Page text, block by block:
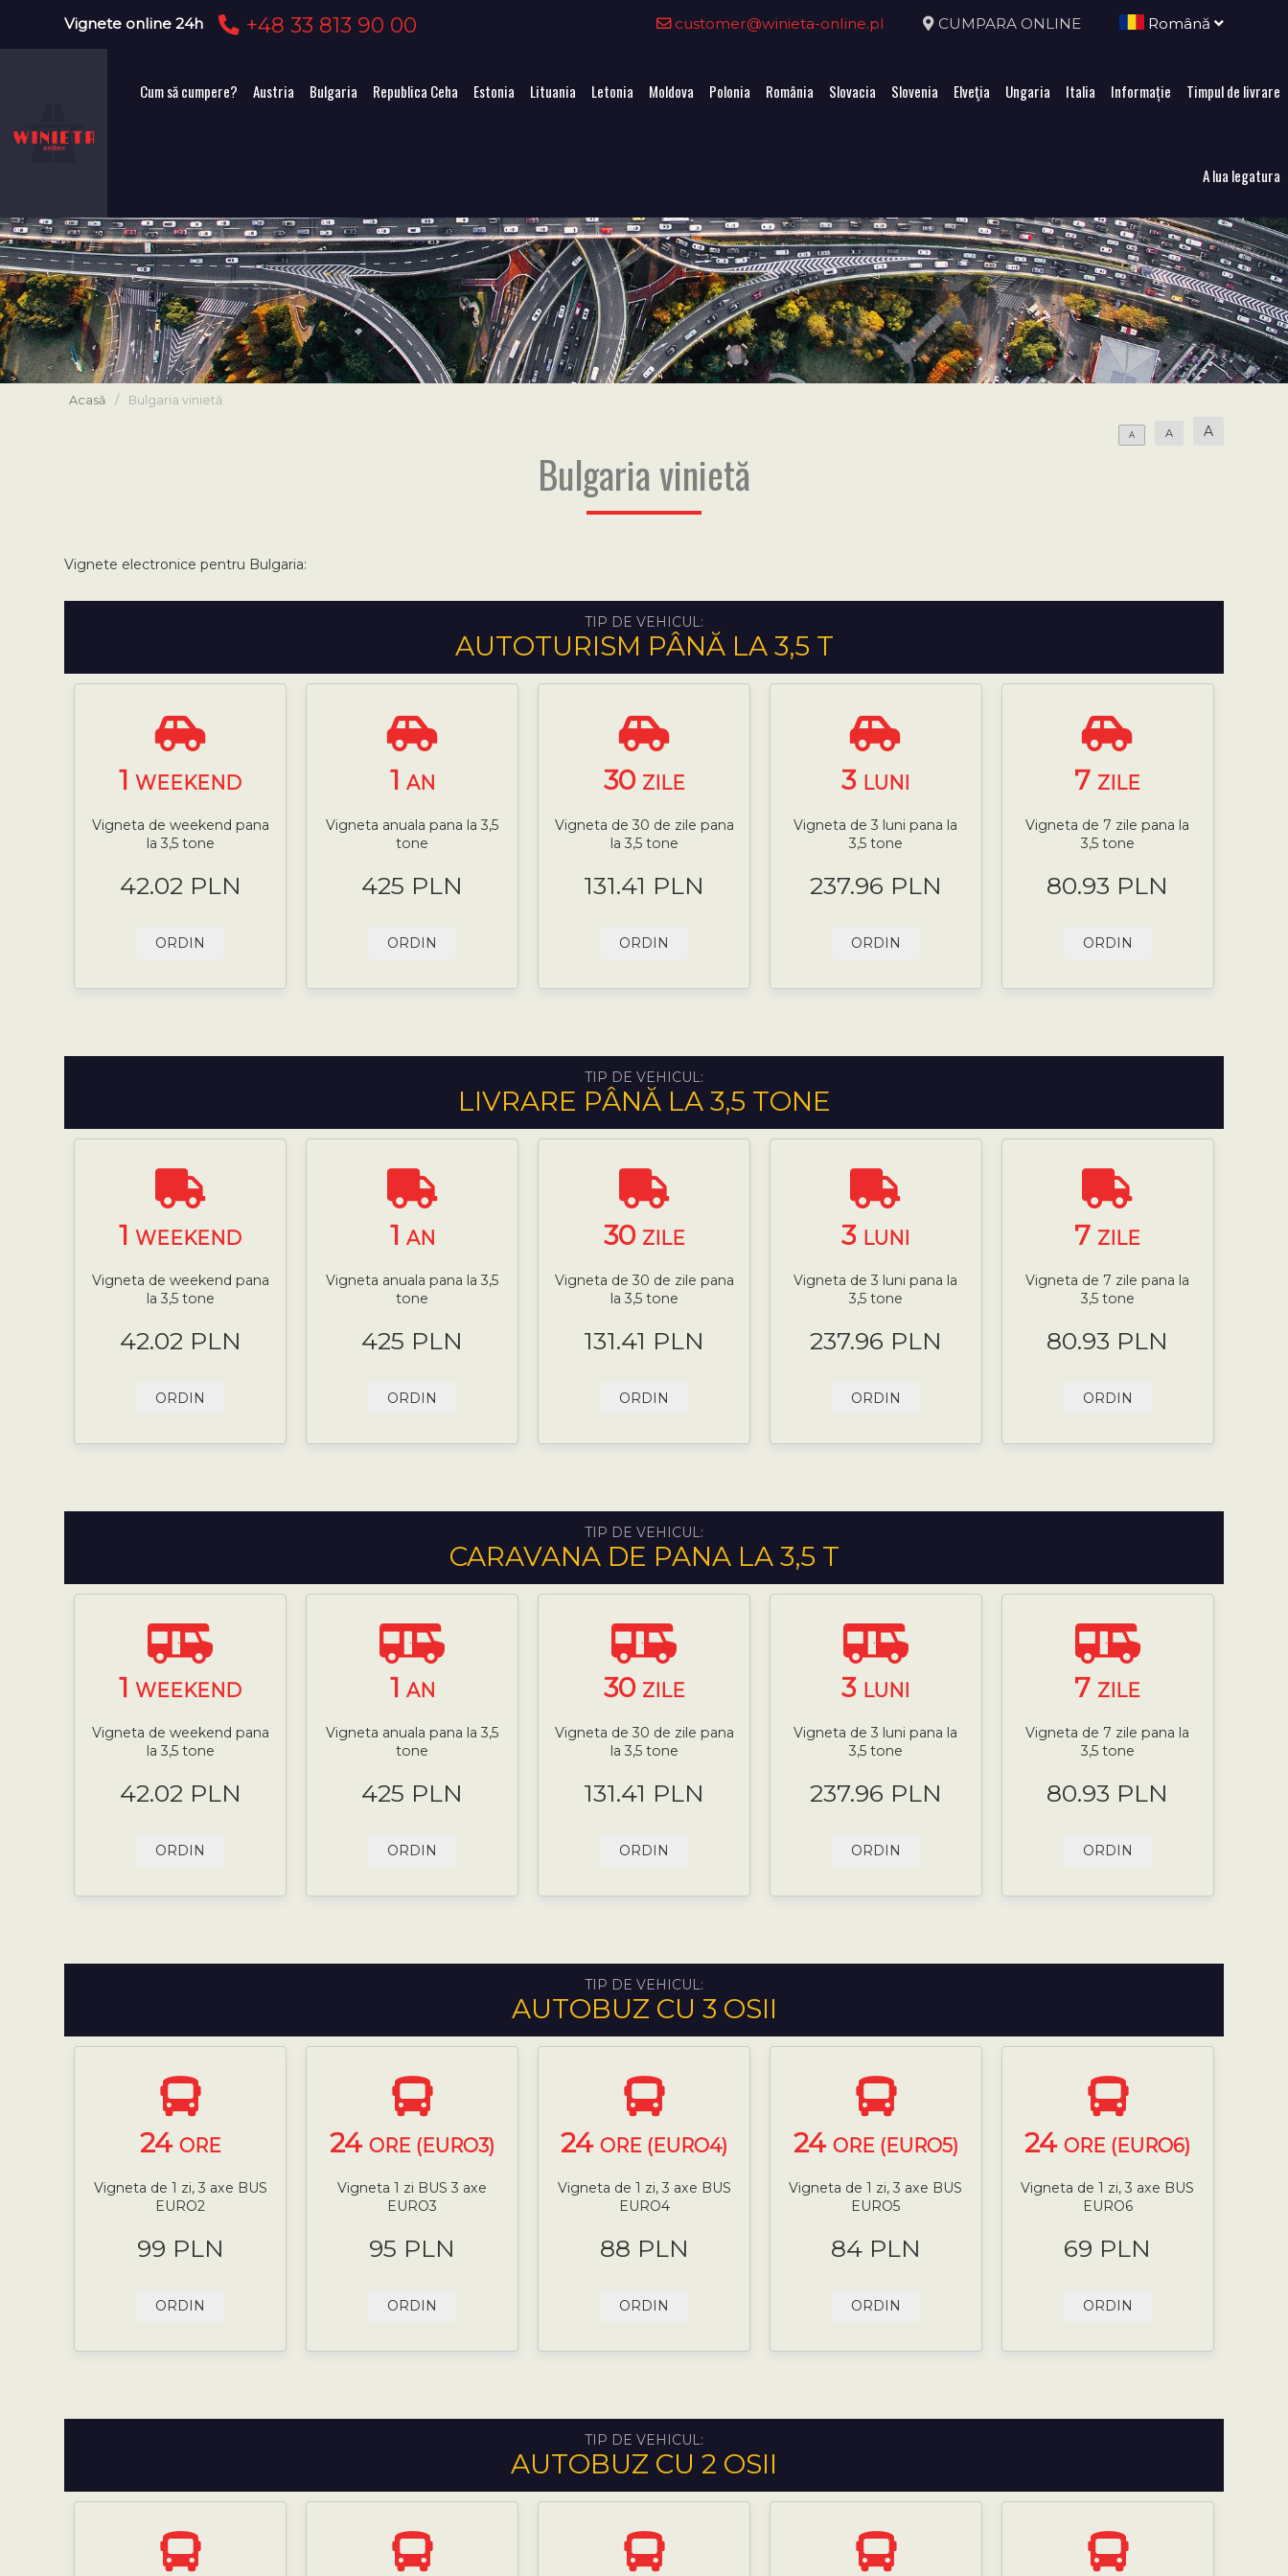
Vignete online 24h +48 33 813 90 00 customer@winieta-online.pl CUMPARA ONLINE Română
Cum să cumpere? Austria Bulgaria Republica Ceha Estonia Lituania Letonia Moldova Polonia România Slovacia Slovenia Elveţia Ungaria Italia Informație Timpul de livrare
A lua legatura
Acasă / Bulgaria vinietă
A A A
Bulgaria vinietă
Vignete electronice pentru Bulgaria:
TIP DE VEHICUL:
AUTOTURISM PÂNĂ LA 3,5 T
1WEEKEND
Vigneta de weekend pana
la 3,5 tone
42.02 PLN
ORDIN
1 AN
Vigneta anuala pana la 3,5
tone
425 PLN
ORDIN
30 ZILE
Vigneta de 30 de zile pana
la 3,5 tone
131.41 PLN
ORDIN
3 LUNI
Vigneta de 3 luni pana la
3,5 tone
237.96 PLN
ORDIN
7 ZILE
Vigneta de 7 zile pana la
3,5 tone
80.93 PLN
ORDIN
TIP DE VEHICUL:
LIVRARE PÂNĂ LA 3,5 TONE
1WEEKEND
Vigneta de weekend pana
la 3,5 tone
42.02 PLN
ORDIN
1 AN
Vigneta anuala pana la 3,5
tone
425 PLN
ORDIN
30 ZILE
Vigneta de 30 de zile pana
la 3,5 tone
131.41 PLN
ORDIN
3 LUNI
Vigneta de 3 luni pana la
3,5 tone
237.96 PLN
ORDIN
7 ZILE
Vigneta de 7 zile pana la
3,5 tone
80.93 PLN
ORDIN
TIP DE VEHICUL:
CARAVANA DE PANA LA 3,5 T
1WEEKEND
Vigneta de weekend pana
la 3,5 tone
42.02 PLN
ORDIN
1 AN
Vigneta anuala pana la 3,5
tone
425 PLN
ORDIN
30 ZILE
Vigneta de 30 de zile pana
la 3,5 tone
131.41 PLN
ORDIN
3 LUNI
Vigneta de 3 luni pana la
3,5 tone
237.96 PLN
ORDIN
7 ZILE
Vigneta de 7 zile pana la
3,5 tone
80.93 PLN
ORDIN
TIP DE VEHICUL:
AUTOBUZ CU 3 OSII
24 ORE
Vigneta de 1 zi, 3 axe BUS
EURO2
99 PLN
ORDIN
24ORE (EURO3)
Vigneta 1 zi BUS 3 axe
EURO3
95 PLN
ORDIN
24 ORE (EURO4)
Vigneta de 1 zi, 3 axe BUS
EURO4
88 PLN
ORDIN
24 ORE (EURO5)
Vigneta de 1 zi, 3 axe BUS
EURO5
84 PLN
ORDIN
24ORE (EURO6)
Vigneta de 1 zi, 3 axe BUS
EURO6
69 PLN
ORDIN
TIP DE VEHICUL:
AUTOBUZ CU 2 OSII